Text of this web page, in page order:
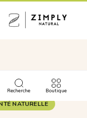
Zimply Natural
Recherche Boutique
NATURELLE